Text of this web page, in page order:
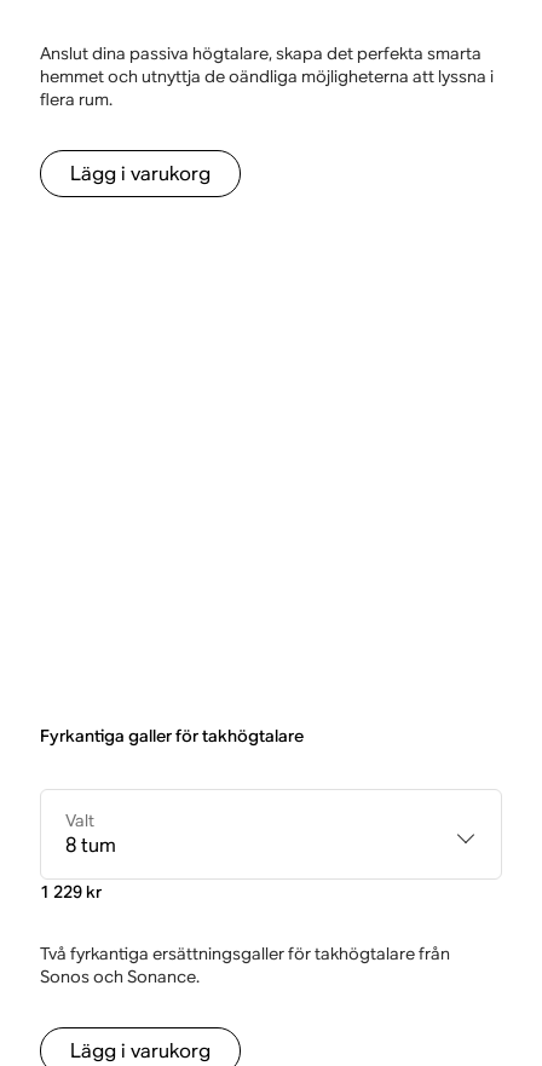
Anslut dina passiva högtalare, skapa det perfekta smarta
hemmet och utnyttja de oändliga möjligheterna att lyssna i
flera rum.
Lägg i varukorg
Fyrkantiga galler för takhögtalare
Valt
8 tum
1 229 kr
Två fyrkantiga ersättningsgaller för takhögtalare från
Sonos och Sonance.
Lägg i varukorg